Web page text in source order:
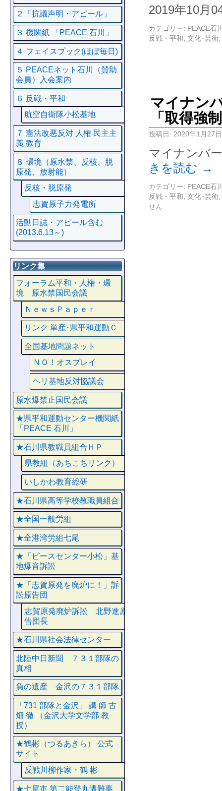
2019年10月
カテゴリー: PEACE石
反戦・平和 文化･芸術
マイナン
「取得強
投稿日: 2020年1月27日
マイナンバ
きを読む →
カテゴリー: PEACE石
反戦・平和 文化･芸術
せん
２「抗議声明・アピール」
３ 機関紙 「PEACE 石川」
４ フェイスプック(ほぼ毎日)
５ PEACEネット石川（賛助
会員）入会案内
６ 反戦・平和
航空自衛隊小松基地
７ 憲法改悪反対 人権 民主主
義 教育
８ 環境（原水禁、反核、脱
原発、放射能）
反核・脱原発
志賀原子力発電所
活動日誌・アピール含む
(2013.6.13～)
リンク集
フォーラム平和・人権・環
境 原水禁国民会議
ＮｅｗｓＰａｐｅｒ
リンク 単産･県平和運動Ｃ
全国基地問題ネット
ＮＯ！オスプレイ
ヘリ基地反対協議会
原水爆禁止国民会議
★県平和運動センター機関紙
「PEACE 石川」
★石川県教職員組合ＨＰ
県教組（あちこちリンク）
いしかわ教育総研
★石川県高等学校教職員組合
★全国一般労組
★全港湾労組七尾
★「ピースセンター小松」基
地爆音訴訟
★「志賀原発を廃炉に！」訴
訟原告団
志賀原発廃炉訴訟 北野進原
告団長
★石川県社会法律センター
北陸中日新聞 ７３１部隊の
真相
負の遺産 金沢の７３１部隊
「731 部隊と金沢」 講 師 古
畑 徹 （金沢大学文学部 教
授）
★鶴彬（つるあきら） 公式
サイト
反戦川柳作家・鶴 彬
★七尾市 第二能登丸遭難事